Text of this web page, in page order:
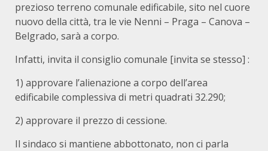
prezioso terreno comunale edificabile, sito nel cuore
nuovo della città, tra le vie Nenni – Praga – Canova –
Belgrado, sarà a corpo.
Infatti, invita il consiglio comunale [invita se stesso] :
1) approvare l’alienazione a corpo dell’area
edificabile complessiva di metri quadrati 32.290;
2) approvare il prezzo di cessione.
Il sindaco si mantiene abbottonato, non ci parla